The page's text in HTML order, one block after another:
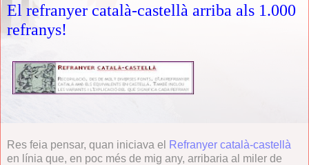
El refranyer català-castellà arriba als 1.000
refranys!
Res feia pensar, quan iniciava el
Refranyer català-castellà
en línia que, en poc més de mig any, arribaria al miler de